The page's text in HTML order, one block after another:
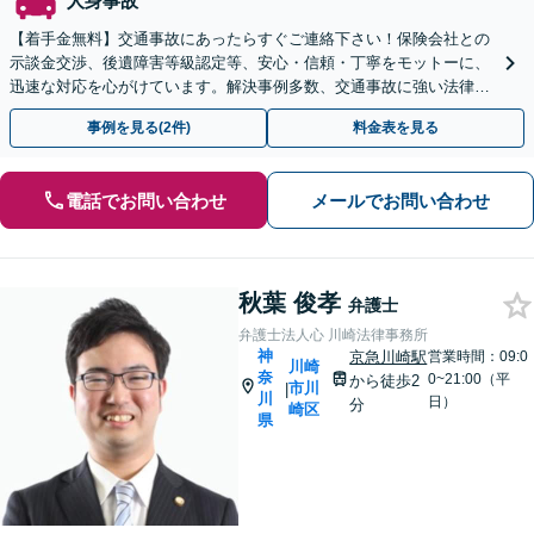
【着手金無料】交通事故にあったらすぐご連絡下さい！保険会社との
示談金交渉、後遺障害等級認定等、安心・信頼・丁寧をモットーに、
迅速な対応を心がけています。解決事例多数、交通事故に強い法律事
務所と自負しています。【電話相談可】【川崎駅徒歩1分】
事例を見る(2件) 料金表を見る
電話でお問い合わせ メールでお問い合わせ
秋葉 俊孝 弁護士
弁護士法人心 川崎法律事務所
神
奈
川
県
|
川崎
市川
崎区
京急川崎駅
から徒歩2
分
営業時間：09:0
0~21:00（平
日）